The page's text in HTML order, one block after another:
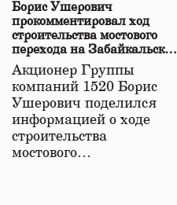
Борис Ушерович
прокомментировал ход
строительства мостового
перехода на Забайкальской
железной дороге
Акционер Группы
компаний 1520 Борис
Ушерович поделился
информацией о ходе
строительства
мостового…